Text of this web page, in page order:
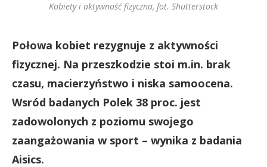
Kobiety i aktywność fizyczna, fot. Shutterstock
Połowa kobiet rezygnuje z aktywności
fizycznej. Na przeszkodzie stoi m.in. brak
czasu, macierzyństwo i niska samoocena.
Wsród badanych Polek 38 proc. jest
zadowolonych z poziomu swojego
zaangażowania w sport – wynika z badania
Aisics.